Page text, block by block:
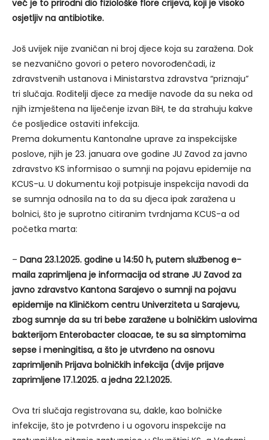
već je to prirodni dio fiziološke flore crijeva, koji je visoko
osjetljiv na antibiotike.
Još uvijek nije zvaničan ni broj djece koja su zaražena. Dok
se nezvanično govori o petero novorođenčadi, iz
zdravstvenih ustanova i Ministarstva zdravstva “priznaju”
tri slučaja. Roditelji djece za medije navode da su neka od
njih izmještena na liječenje izvan BiH, te da strahuju kakve
će posljedice ostaviti infekcija.
Prema dokumentu Kantonalne uprave za inspekcijske
poslove, njih je 23. januara ove godine JU Zavod za javno
zdravstvo KS informisao o sumnji na pojavu epidemije na
KCUS-u. U dokumentu koji potpisuje inspekcija navodi da
se sumnja odnosila na to da su djeca ipak zaražena u
bolnici, što je suprotno citiranim tvrdnjama KCUS-a od
početka marta:
– Dana 23.1.2025. godine u 14:50 h, putem službenog e-
maila zaprimljena je informacija od strane JU Zavod za
javno zdravstvo Kantona Sarajevo o sumnji na pojavu
epidemije na Kliničkom centru Univerziteta u Sarajevu,
zbog sumnje da su tri bebe zaražene u bolničkim uslovima
bakterijom Enterobacter cloacae, te su sa simptomima
sepse i meningitisa, a što je utvrđeno na osnovu
zaprimljenih Prijava bolničkih infekcija (dvije prijave
zaprimljene 17.1.2025. a jedna 22.1.2025.
Ova tri slučaja registrovana su, dakle, kao bolničke
infekcije, što je potvrđeno i u ogovoru inspekcije na